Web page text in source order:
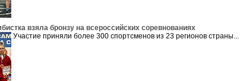
взяла бронзу на всероссийских соревнованиях
Участие приняли более 300 спортсменов из 23 регионов страны...